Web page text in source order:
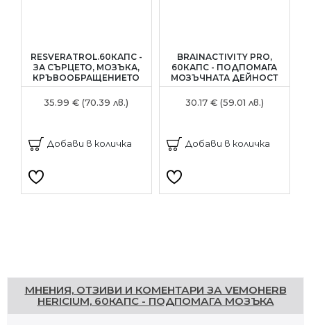
RESVERATROL.60КАПС -
ЗА СЪРЦЕТО, МОЗЪКА,
КРЪВООБРАЩЕНИЕТО
35.99 € (70.39 лв.)
Добави в количка
BRAINACTIVITY PRO,
60КАПС - ПОДПОМАГА
МОЗЪЧНАТА ДЕЙНОСТ
30.17 € (59.01 лв.)
Добави в количка
МНЕНИЯ, ОТЗИВИ И КОМЕНТАРИ ЗА VEMOHERB
HERICIUM, 60КАПС - ПОДПОМАГА МОЗЪКА